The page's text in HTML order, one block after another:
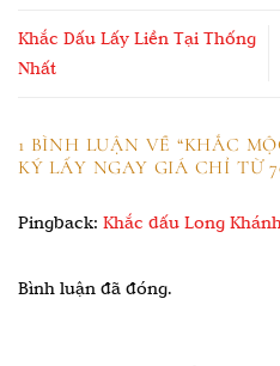
Khắc Dấu Lấy Liền Tại Thống
Nhất
1 BÌNH LUẬN VỀ “KHẮC
KÝ LẤY NGAY GIÁ CHỈ TỪ
Pingback: Khắc dấu Long
Bình luận đã đóng.